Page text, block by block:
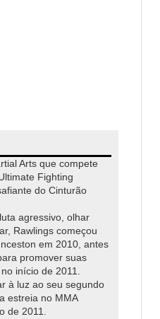
Arts que compete
Fighting
do Cinturão
agressivo, olhar
Rawlings começou
em 2010, antes
promover suas
início de 2011.
à luz ao seu segundo
estreia no MMA
de 2011.